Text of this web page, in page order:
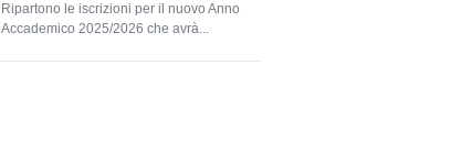
Ripartono le iscrizioni per il nuovo Anno
Accademico 2025/2026 che avrà...